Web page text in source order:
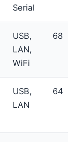
Serial
USB,
LAN,
WiFi
68
USB,
LAN
64